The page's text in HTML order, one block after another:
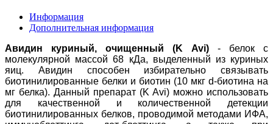
Информация
Дополнительная информация
Авидин куриный, очищенный (K Avi)- белок с
молекулярной массой 68 кДа, выделенный из куриных
яиц. Авидин способен избирательно связывать
биотинилированные белки и биотин (10 мкг d-биотина на
мг белка). Данный препарат (K Avi) можно использовать
для качественной и количественной детекции
биотинилированных белков, проводимой методами ИФА,